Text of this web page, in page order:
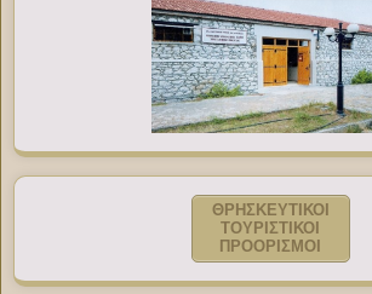
ΘΡΗΣΚΕΥΤΙΚΟΙ
ΤΟΥΡΙΣΤΙΚΟΙ
ΠΡΟΟΡΙΣΜΟΙ